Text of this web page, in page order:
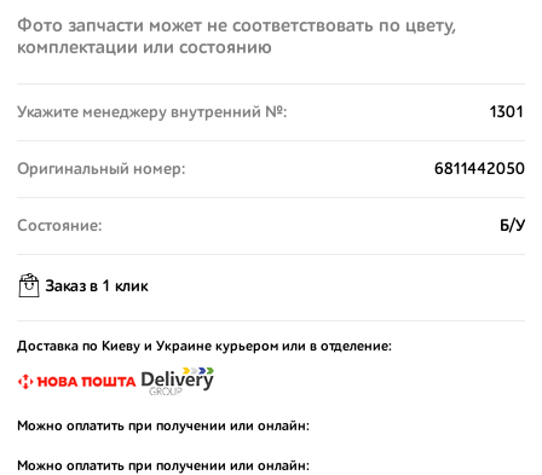
Фото запчасти может не соответствовать по цвету,
комплектации или состоянию
Укажите менеджеру внутренний №: 1301
Оригинальный номер: 6811442050
Состояние: Б/У
Заказ в 1 клик
Доставка по Киеву и Украине курьером или в отделение:
Можно оплатить при получении или онлайн:
Можно оплатить при получении или онлайн: